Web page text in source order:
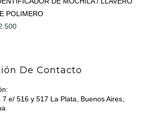
POLIMERO
De Contacto
7 e/ 516 y 517 La Plata, Buenos Aires,